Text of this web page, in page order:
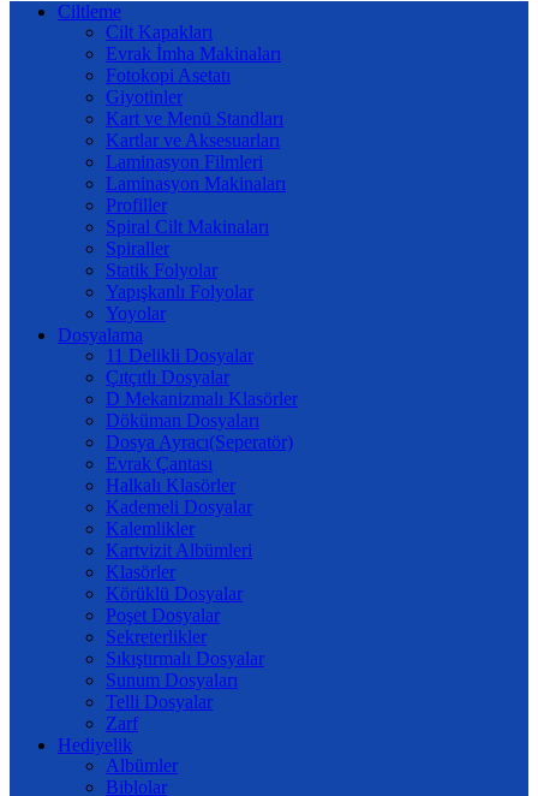
Ciltleme
Cilt Kapakları
Evrak İmha Makinaları
Fotokopi Asetatı
Giyotinler
Kart ve Menü Standları
Kartlar ve Aksesuarları
Laminasyon Filmleri
Laminasyon Makinaları
Profiller
Spiral Cilt Makinaları
Spiraller
Statik Folyolar
Yapışkanlı Folyolar
Yoyolar
Dosyalama
11 Delikli Dosyalar
Çıtçıtlı Dosyalar
D Mekanizmalı Klasörler
Döküman Dosyaları
Dosya Ayracı(Seperatör)
Evrak Çantası
Halkalı Klasörler
Kademeli Dosyalar
Kalemlikler
Kartvizit Albümleri
Klasörler
Körüklü Dosyalar
Poşet Dosyalar
Sekreterlikler
Sıkıştırmalı Dosyalar
Sunum Dosyaları
Telli Dosyalar
Zarf
Hediyelik
Albümler
Biblolar